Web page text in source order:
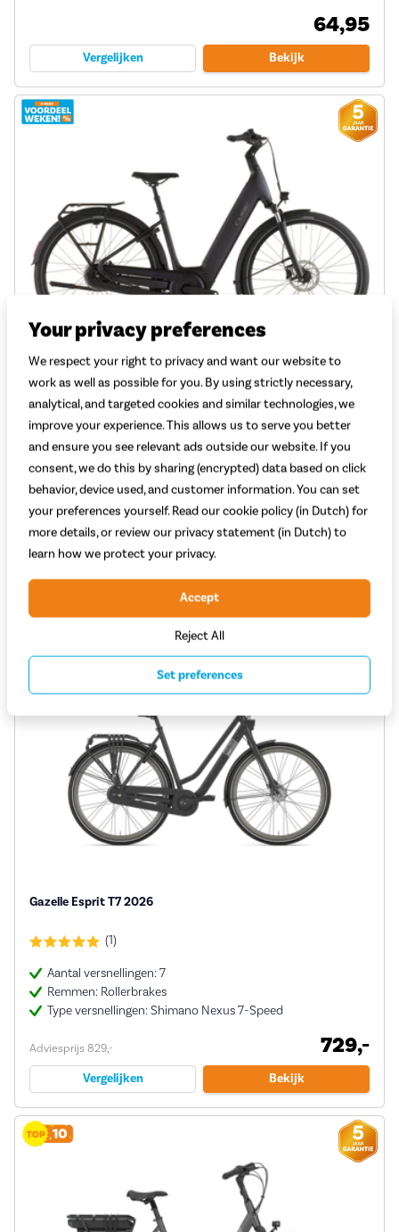
64,95
Vergelijken Bekijk
Cube Supreme Hybrid Comfort Se One 600 2026
Motor: Bosch Performance BES3
Kracht motor (Nm): 75
Type aandrijving: Ketting
Adviesprijs 2.699,- 2.399,-
Vergelijken Bekijk
Gazelle Esprit T7 2026
(1)
Aantal versnellingen: 7
Remmen: Rollerbrakes
Type versnellingen: Shimano Nexus 7-Speed
Adviesprijs 829,- 729,-
Vergelijken Bekijk
Your privacy preferences
We respect your right to privacy and want our website to
work as well as possible for you. By using strictly necessary,
analytical, and targeted cookies and similar technologies, we
improve your experience. This allows us to serve you better
and ensure you see relevant ads outside our website. If you
consent, we do this by sharing (encrypted) data based on click
behavior, device used, and customer information. You can set
your preferences yourself. Read our cookie policy (in Dutch) for
more details, or review our privacy statement (in Dutch) to
learn how we protect your privacy.
Reject All
Accept
Set preferences